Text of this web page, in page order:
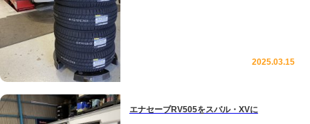
2025.03.15
エナセーブRV505をスバル・XVに